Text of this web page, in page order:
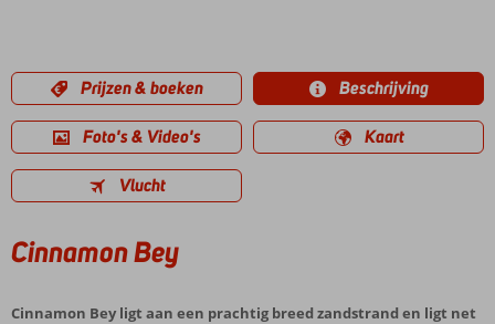
Prijzen & boeken Beschrijving
Foto's & Video's Kaart
Vlucht
Cinnamon Bey
Cinnamon Bey ligt aan een prachtig breed zandstrand en ligt net